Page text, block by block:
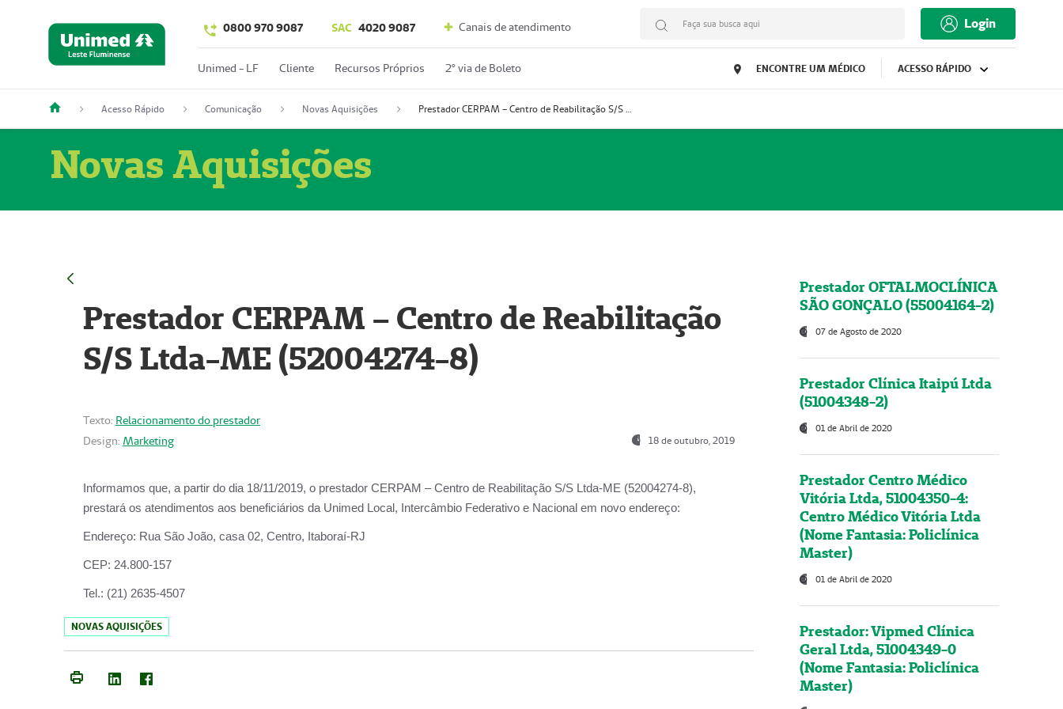
0800 970 9087 SAC 4020 9087 Canais de atendimento Faça sua busca aqui Login
Unimed - LF Cliente Recursos Próprios 2º via de Boleto ENCONTRE UM MÉDICO ACESSO RÁPIDO
Acesso Rápido Comunicação Novas Aquisições Prestador CERPAM – Centro de Reabilitação S/S Ltda-ME (52004274-8)
Novas Aquisições
Prestador CERPAM – Centro de Reabilitação
S/S Ltda-ME (52004274-8)
Texto: Relacionamento do prestador
Design: Marketing 18 de outubro, 2019
Informamos que, a partir do dia 18/11/2019, o prestador CERPAM – Centro de Reabilitação S/S Ltda-ME (52004274-8),
prestará os atendimentos aos beneficiários da Unimed Local, Intercâmbio Federativo e Nacional em novo endereço:
Endereço: Rua São João, casa 02, Centro, Itaboraí-RJ
CEP: 24.800-157
Tel.: (21) 2635-4507
NOVAS AQUISIÇÕES
Prestador OFTALMOCLÍNICA
SÃO GONÇALO (55004164-2)
07 de Agosto de 2020
Prestador Clínica Itaipú Ltda
(51004348-2)
01 de Abril de 2020
Prestador Centro Médico
Vitória Ltda, 51004350-4:
Centro Médico Vitória Ltda
(Nome Fantasia: Policlínica
Master)
01 de Abril de 2020
Prestador: Vipmed Clínica
Geral Ltda, 51004349-0
(Nome Fantasia: Policlínica
Master)